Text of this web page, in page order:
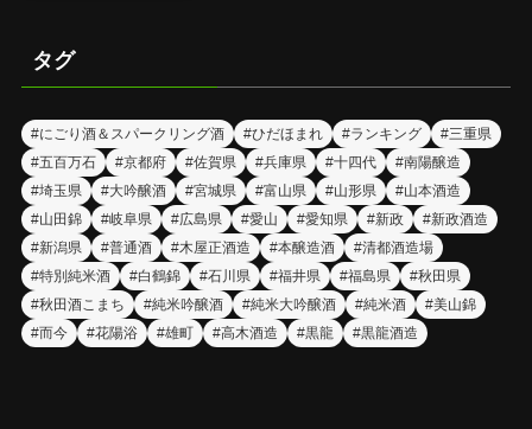
タグ
#にごり酒＆スパークリング酒 #ひだほまれ #ランキング
#三重県
#五百万石
#京都府 #佐賀県 #兵庫県 #十四代
#南陽醸造
#埼玉県
#大吟醸酒 #宮城県 #富山県 #山形県
#山本酒造
#山田錦
#岐阜県 #広島県 #愛山 #愛知県 #新政
#新政酒造
#新潟県
#普通酒 #木屋正酒造 #本醸造酒
#清都酒造場
#特別純米酒
#白鶴錦 #石川県 #福井県 #福島県
#秋田県
#秋田酒こまち
#純米吟醸酒 #純米大吟醸酒 #純米酒
#美山錦
#而今
#花陽浴 #雄町 #高木酒造 #黒龍 #黒龍酒造